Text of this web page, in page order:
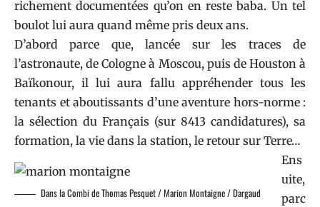
richement documentées qu’on en reste baba. Un tel
boulot lui aura quand même pris deux ans.
D’abord parce que, lancée sur les traces de
l’astronaute, de Cologne à Moscou, puis de Houston à
Baïkonour, il lui aura fallu appréhender tous les
tenants et aboutissants d’une aventure hors-norme :
la sélection du Français (sur 8413 candidatures), sa
formation, la vie dans la station, le retour sur Terre…
Dans la Combi de Thomas Pesquet / Marion Montaigne / Dargaud
Ens
uite,
parc